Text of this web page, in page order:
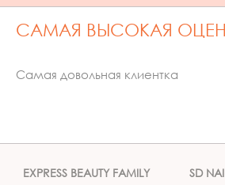
SKIP
TO
САМАЯ ВЫСОКАЯ
Самая довольная клиентка
EXPRESS BEAUTY FAMILY SD